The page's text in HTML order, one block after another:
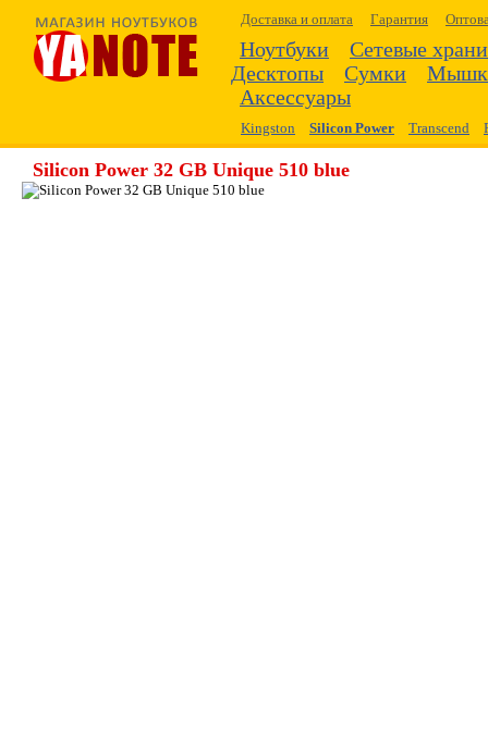
Доставка и оплата Гарантия
Ноутбуки
Сетевые
Десктопы
Сумки
Аксессуары
Kingston Silicon Power Transcend
Silicon Power 32 GB Unique 510 blue